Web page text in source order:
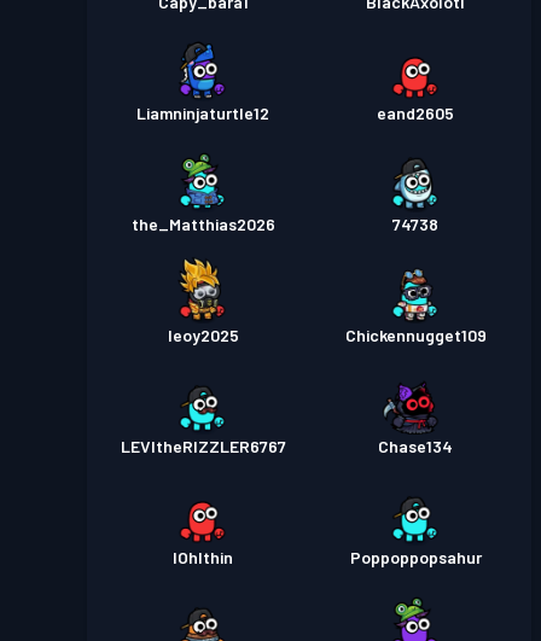
Liamninjaturtle12 eand2605
the_Matthias2026 74738
leoy2025 Chickennugget109
LEVItheRIZZLER6767 Chase134
IOhIthin Poppoppopsahur